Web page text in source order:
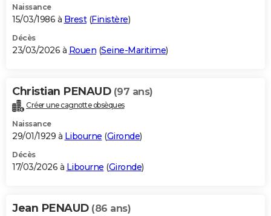
Naissance
15/03/1986 à Brest(Finistère)
Décès
23/03/2026 à Rouen (Seine-Maritime)
Christian PENAUD (97 ans)
Créer une cagnotte obsèques
Naissance
29/01/1929 à Libourne (Gironde)
Décès
17/03/2026 à Libourne (Gironde)
Jean PENAUD (86 ans)